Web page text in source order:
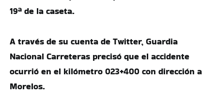
19ª de la caseta.
A través de su cuenta de Twitter, Guardia
Nacional Carreteras precisó que el accidente
ocurrió en el kilómetro 023+400 con dirección a
Morelos.